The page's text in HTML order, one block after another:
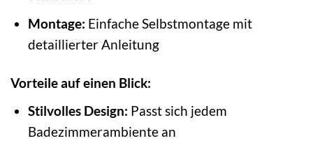
Montage: Einfache Selbstmontage mit
detaillierter Anleitung
Vorteile auf einen Blick:
Stilvolles Design: Passt sich jedem
Badezimmerambiente an